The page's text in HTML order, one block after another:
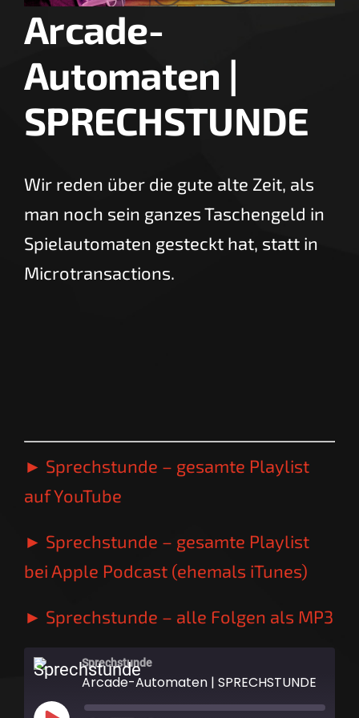
Arcade-
Automaten |
SPRECHSTUNDE
Wir reden über die gute alte Zeit, als
man noch sein ganzes Taschengeld in
Spielautomaten gesteckt hat, statt in
Microtransactions.
► Sprechstunde – gesamte Playlist
auf YouTube
► Sprechstunde – gesamte Playlist
bei Apple Podcast (ehemals iTunes)
► Sprechstunde – alle Folgen als MP3
Sprechstunde
Arcade-Automaten | SPRECHSTUNDE